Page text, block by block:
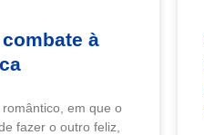
à
em que o
fazer o outro feliz,